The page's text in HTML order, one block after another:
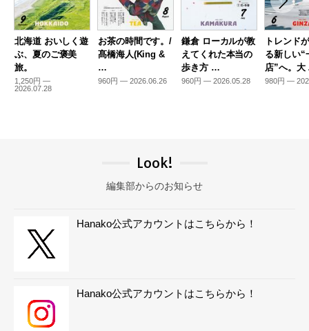
北海道 おいしく遊
ぶ、夏のご褒美
旅。
1,250円 —
2026.07.28
お茶の時間です。/
髙橋海人(King &
…
960円 — 2026.06.26
鎌倉 ローカルが教
えてくれた本当の
歩き方 …
960円 — 2026.05.28
トレンド
る新しい“
店”へ。
980円 —
Look!
編集部からのお知らせ
Hanako公式アカウントはこちらから！
Hanako公式アカウントはこちらから！